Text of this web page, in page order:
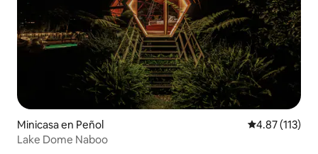
Minicasa en Peñol Calificación
4.87 (113)
Lake Dome Naboo